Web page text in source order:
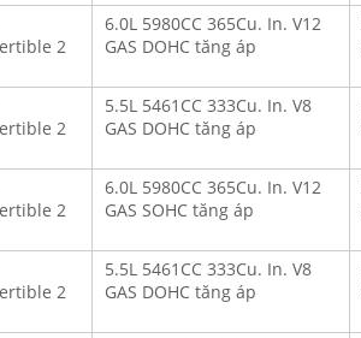
2
6.0L 5980CC 365Cu. In. V12
GAS DOHC tăng áp
2
5.5L 5461CC 333Cu. In. V8
GAS DOHC tăng áp
2
6.0L 5980CC 365Cu. In. V12
GAS SOHC tăng áp
2
5.5L 5461CC 333Cu. In. V8
GAS DOHC tăng áp